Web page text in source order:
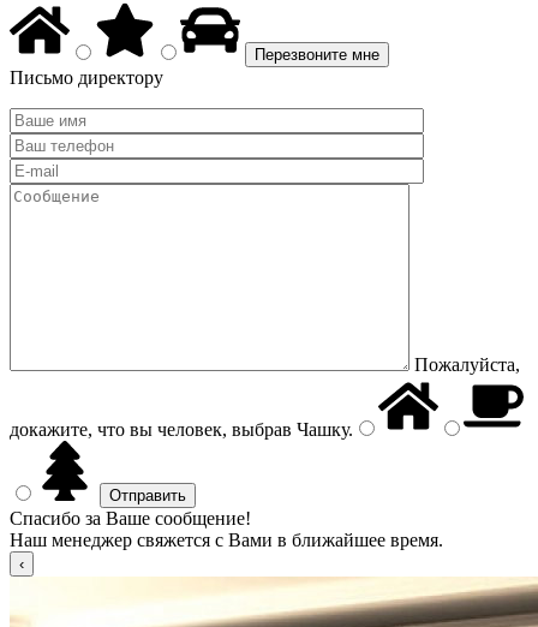
Письмо директору
Пожалуйста,
докажите, что вы человек, выбрав Чашку.
Спасибо за Ваше сообщение!
Наш менеджер свяжется с Вами в ближайшее время.